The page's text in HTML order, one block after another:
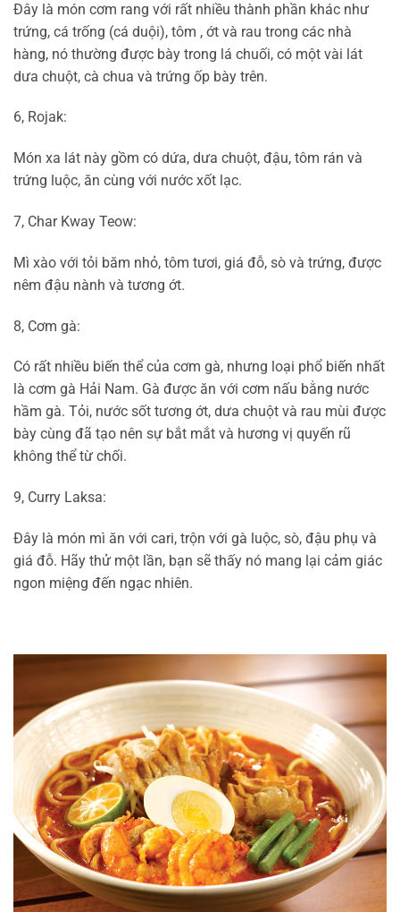
Đây là món cơm rang với rất nhiều thành phần khác như
trứng, cá trống (cá duội), tôm , ớt và rau trong các nhà
hàng, nó thường được bày trong lá chuối, có một vài lát
dưa chuột, cà chua và trứng ốp bày trên.
6, Rojak:
Món xa lát này gồm có dứa, dưa chuột, đậu, tôm rán và
trứng luộc, ăn cùng với nước xốt lạc.
7, Char Kway Teow:
Mì xào với tỏi băm nhỏ, tôm tươi, giá đỗ, sò và trứng, được
nêm đậu nành và tương ớt.
8, Cơm gà:
Có rất nhiều biến thể của cơm gà, nhưng loại phổ biến nhất
là cơm gà Hải Nam. Gà được ăn với cơm nấu bằng nước
hầm gà. Tỏi, nước sốt tương ớt, dưa chuột và rau mùi được
bày cùng đã tạo nên sự bắt mắt và hương vị quyến rũ
không thể từ chối.
9, Curry Laksa:
Đây là món mì ăn với cari, trộn với gà luộc, sò, đậu phụ và
giá đỗ. Hãy thử một lần, bạn sẽ thấy nó mang lại cảm giác
ngon miệng đến ngạc nhiên.